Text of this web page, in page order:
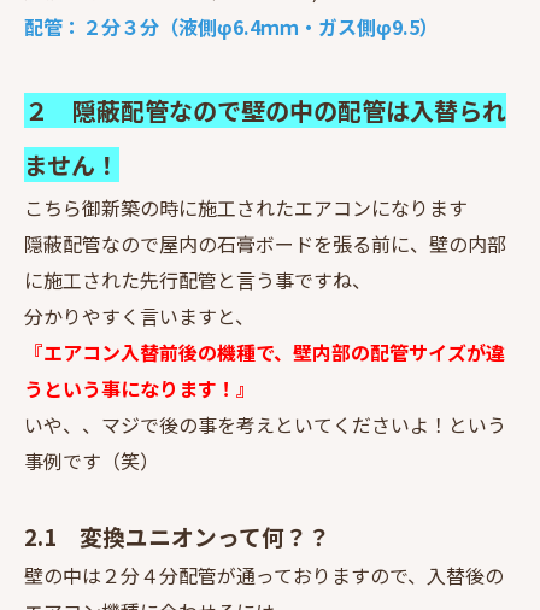
配管：２分３分（液側φ6.4ｍｍ・ガス側φ9.5）
２ 隠蔽配管なので壁の中の配管は入替られ
ません！
こちら御新築の時に施工されたエアコンになります
隠蔽配管なので屋内の石膏ボードを張る前に、壁の内部
に施工された先行配管と言う事ですね、
分かりやすく言いますと、
『エアコン入替前後の機種で、壁内部の配管サイズが違
うという事になります！』
いや、、マジで後の事を考えといてくださいよ！という
事例です（笑）
2.1 変換ユニオンって何？？
壁の中は２分４分配管が通っておりますので、入替後の